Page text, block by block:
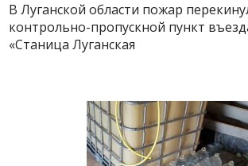
В Луганской области пожар
контрольно-пропускной пункт
«Станица Луганская